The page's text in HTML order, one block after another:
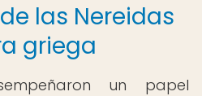
las Nereidas
griega
un papel